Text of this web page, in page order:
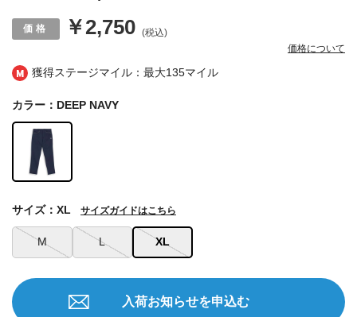
獲得ステージマイル：最大135マイル
￥2,750 (税込)
価格について
カラー：DEEP NAVY
M L XL
サイズ：XL サイズガイドはこちら
入荷お知らせを申込む